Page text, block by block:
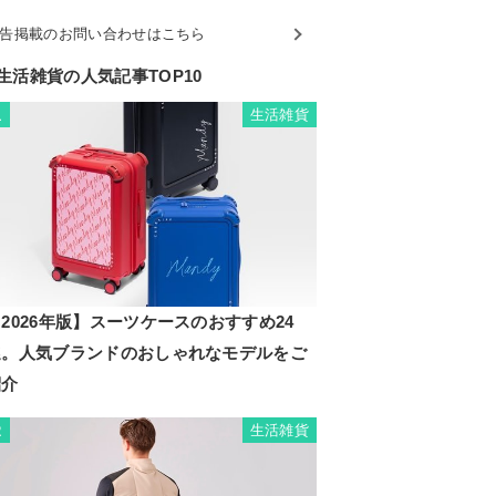
掲載のお問い合わせはこちら
活雑貨の人気記事TOP10
生活雑貨
年版】スーツケースのおすすめ24
人気ブランドのおしゃれなモデルをご
生活雑貨